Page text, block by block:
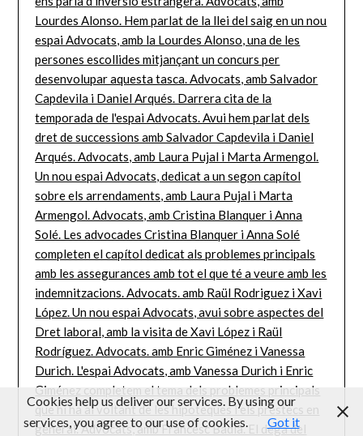
Cookies help us deliver our services. By using our
services, you agree to our use of cookies.
Got it